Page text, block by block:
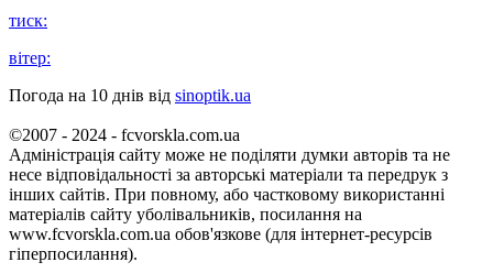
тиск:
вітер:
Погода на 10 днів від sinoptik.ua
©2007 - 2024 - fcvorskla.com.ua
Адміністрація сайту може не поділяти думки авторів та не
несе відповідальності за авторські матеріали та передрук з
інших сайтів. При повному, або частковому використанні
матеріалів сайту уболівальників, посилання на
www.fcvorskla.com.ua обов'язкове (для інтернет-ресурсів
гіперпосилання).